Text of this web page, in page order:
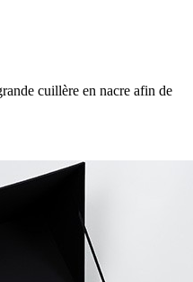
cuillère en nacre afin de